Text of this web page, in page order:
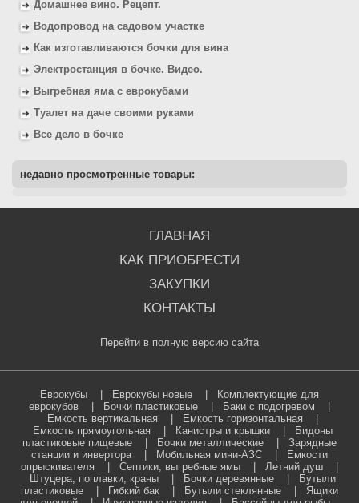
Домашнее вино. Рецепт.
Водопровод на садовом участке
Как изготавливаются бочки для вина
Электростанция в бочке. Видео.
Выгребная яма с еврокубами
Туалет на даче своими руками
Все дело в бочке
недавно просмотренные товары:
ГЛАВНАЯ
КАК ПРИОБРЕСТИ
ЗАКУПКИ
КОНТАКТЫ
Перейти в полную версию сайта
Еврокубы Еврокубы новые
Комплектующие для
еврокубов
Бочки пластиковые Баки с подогревом
Емкость вертикальная
Емкость горизонтальная
Емкость прямоугольная
Канистры и крышки
Бидоны
пластиковые пищевые
Бочки металлические
Зарядные
станции и инвертора| Мобильная мини-АЗС
Емкости
опрыскивателя
Септики, выгребные ямы Летний душ
Штуцера, поплавки, краны
Бочки деревянные
Бутыли
пластиковые
Гибкий бак Бутыли стеклянные
Ящики